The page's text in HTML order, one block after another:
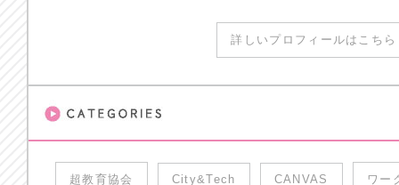
詳しいプロフィールはこち
超教育協会 City&Tech CANVAS ワー